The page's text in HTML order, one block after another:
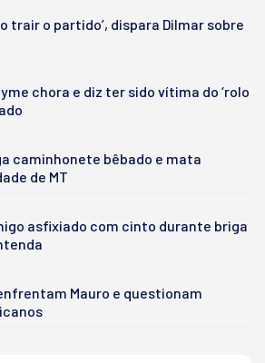
trair o partido’, dispara Dilmar sobre
chora e diz ter sido vítima do ‘rolo
caminhonete bêbado e mata
de MT
asfixiado com cinto durante briga
Mauro e questionam